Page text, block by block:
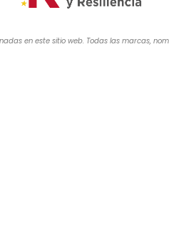
en este sitio web. Todas las marcas,